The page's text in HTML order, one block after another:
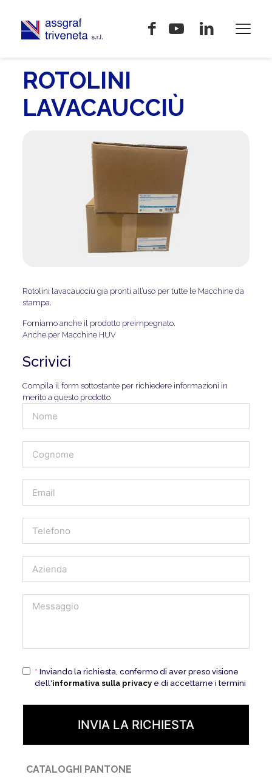
CATALOGHI PANTONE
ROTOLINI
LAVACAUCCIÙ
Rotolini lavacaucciù gia pronti all’uso per tutte le Macchine da
stampa.
Forniamo anche il prodotto preimpegnato.
Anche per Macchine HUV
Scrivici
Compila il form sottostante per richiedere informazioni in
merito a questo prodotto
* Inviando la richiesta, confermo di aver preso visione
dell'informativa sulla privacye di accettarne i termini
INVIA LA RICHIESTA